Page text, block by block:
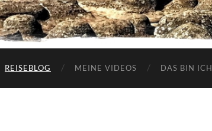
REISEBLOG MEINE VIDEOS DAS BIN ICH